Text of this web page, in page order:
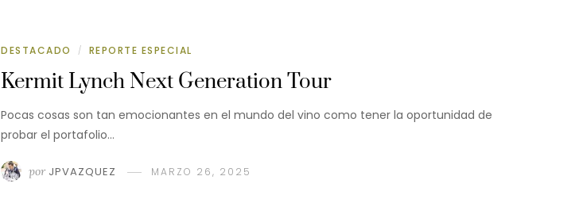
DESTACADO / REPORTE ESPECIAL
Kermit Lynch Next Generation Tour
Pocas cosas son tan emocionantes en el mundo del vino como tener la oportunidad de
probar el portafolio…
por JPVAZQUEZ MARZO 26, 2025